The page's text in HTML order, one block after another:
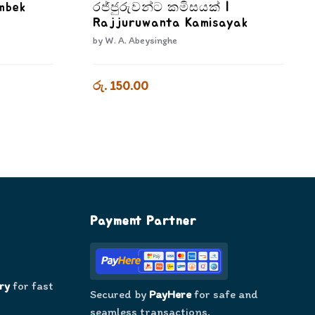
රජ්ජුරුවන්ට කමිසයක් |
Rajjuruwanta Kamisayak
by W. A. Abeysinghe
රු. 150.00
for fast
Payment Partner
Secured by PayHerefor safe and
seamless transactions.